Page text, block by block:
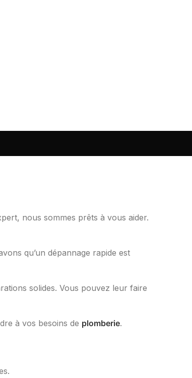
nous sommes prêts à vous aider.
qu’un dépannage rapide est
solides. Vous pouvez leur faire
à vos besoins de plomberie.